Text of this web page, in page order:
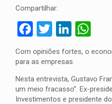
Compartilhar:
Facebook
Twitter
Com opiniões fortes, o
para as empresas.
Nesta entrevista, Gustavo
um meio fracasso”. Ex-
Investimentos e presidente